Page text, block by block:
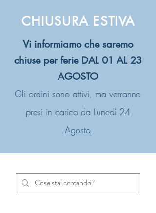
CHIUSURA ESTIVA
Vi informiamo che saremo
chiuse per ferie DAL 01 AL 23
AGOSTO
Gli ordini sono attivi, ma verranno
presi in carico da Lunedì 24
Agosto